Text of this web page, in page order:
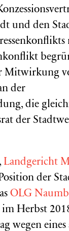
und den
Mitwirkung
der
die
der
Landgericht
der
OLG
im Herbst
wegen